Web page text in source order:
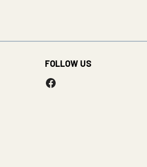
FOLLOW US
Facebook